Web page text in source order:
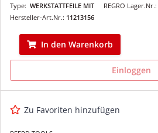
REGRO Lager.Nr.:
Type: WERKSTATTFEILE MIT
Hersteller-Art.Nr.: 11213156
In den Warenkorb
Einloggen
Zu Favoriten hinzufügen